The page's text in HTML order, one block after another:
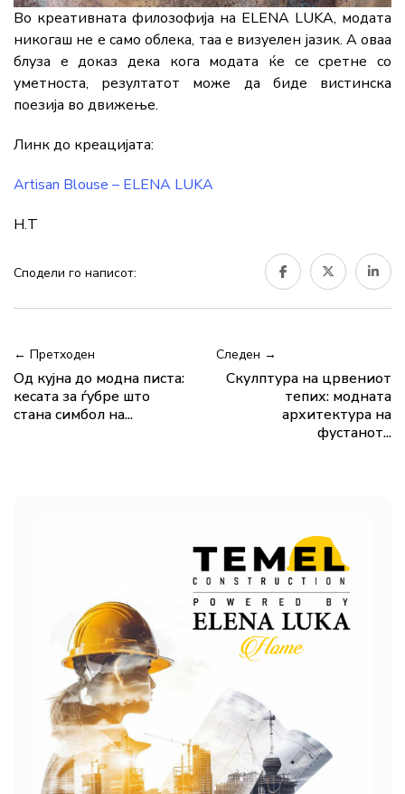
Во креативната филозофија на ELENA LUKA, модата
никогаш не е самооблека, таа е визуелен јазик. Аоваа
блуза едоказдека кога модата ќе сесретнесо
уметноста, резултатот може да биде вистинска
поезија во движење.
Линк до креацијата:
Artisan Blouse – ELENA LUKA
Н.Т
Сподели го написот:
← Претходен
Од кујна до модна писта:
кесата за ѓубре што
стана симбол на...
Следен →
Скулптура на црвениот
тепих: модната
архитектура на
фустанот...